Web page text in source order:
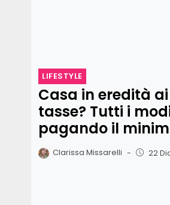
LIFESTYLE
Casa in eredità
tasse? Tutti i
pagando il
Clarissa Missarelli - 22